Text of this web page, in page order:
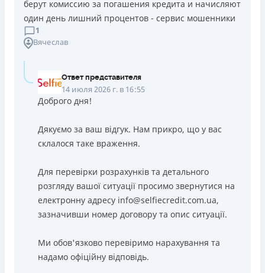
берут комиссию за погашения кредита и начисляют
один день лишний процентов - сервис мошенники
1
Вячеслав
Ответ представителя
14 июля 2026 г. в 16:55
Доброго дня!
Дякуємо за ваш відгук. Нам прикро, що у вас
склалося таке враження.
Для перевірки розрахунків та детального
розгляду вашої ситуації просимо звернутися на
електронну адресу info@selfiecredit.com.ua,
зазначивши номер договору та опис ситуації.
Ми обов'язково перевіримо нарахування та
надамо офіційну відповідь.